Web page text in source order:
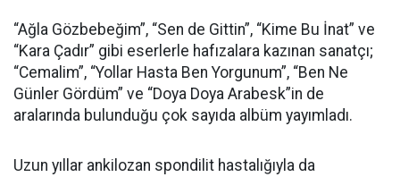
“Ağla Gözbebeğim”, “Sen de Gittin”, “Kime Bu İnat” ve
“Kara Çadır” gibi eserlerle hafızalara kazınan sanatçı;
“Cemalim”, “Yollar Hasta Ben Yorgunum”, “Ben Ne
Günler Gördüm” ve “Doya Doya Arabesk”in de
aralarında bulunduğu çok sayıda albüm yayımladı.
Uzun yıllar ankilozan spondilit hastalığıyla da